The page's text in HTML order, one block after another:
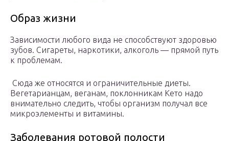
Образ жизни
Зависимости любого вида не способствуют здоровью
зубов. Сигареты, наркотики, алкоголь — прямой путь
к проблемам.
Сюда же относятся и ограничительные диеты.
Вегетарианцам, веганам, поклонникам Кето надо
внимательно следить, чтобы организм получал все
микроэлементы и витамины.
Заболевания ротовой полости